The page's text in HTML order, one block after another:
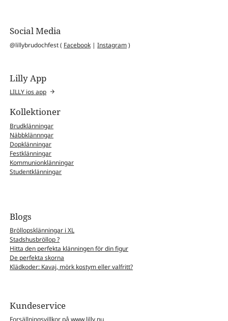
Social Media
@lillybrudochfest ( Facebook |Instagram)
Lilly App
LILLY ios app
Kollektioner
Brudklänningar
Näbbklännngar
Dopklänningar
Festklänningar
Kommunionklänningar
Studentklänningar
Blogs
Bröllopsklänningar i XL
Stadshusbröllop ?
Hitta den perfekta klänningen för din figur
De perfekta skorna
Klädkoder: Kavaj, mörk kostym eller valfritt?
Kundeservice
Forsällningsvillkor på www.lilly.nu